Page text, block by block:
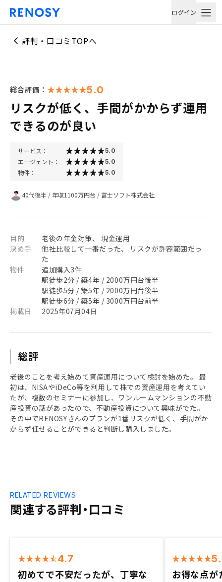
ログイン
評判・口コミTOPへ
総合評価： 5.0
リスクが低く、手間がかからず運用
できるのが良い
サービス： 5.0
エージェント： 5.0
物件： 5.0
40代後半 / 年収1100万円台 / 富士ソフト株式会社
目的
老後の年金対策、 現金運用
決め手
他社比較して一番だった、 リスクが許容範囲だっ
た
物件
追加購入3件
駅徒歩2分 / 築4年 / 2000万円台後半
駅徒歩5分 / 築5年 / 2000万円台後半
駅徒歩6分 / 築5年 / 3000万円台前半
掲載日
2025年07月04日
総評
老後のことを考え始めて資産運用について検討を始めた。 最
初は、NISAやiDeCo等を利用して株での資産運用を考えてい
たが、複数のセミナーに参加し、ワンルームマンションの不動
産投資の話があったので、不動産投資について興味がでた。
その中でRENOSYさんのプランが1番リスクが低く、手間がか
からず任せることができると判断し購入しました。
関連する評判・口コミ
RELATED REVIEWS
4.7
初めてで不安だったが、丁寧な
お得な点が